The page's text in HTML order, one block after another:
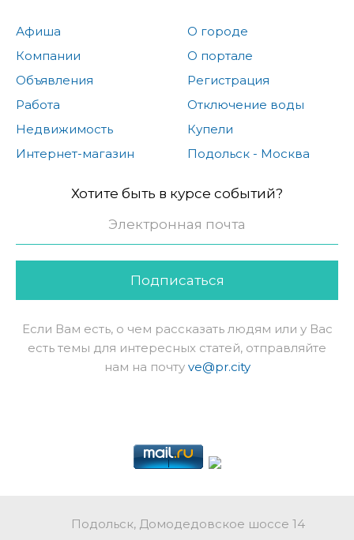
Афиша
Компании
Объявления
Работа
Недвижимость
Интернет-магазин
О городе
О портале
Регистрация
Отключение воды
Купели
Подольск - Москва
Хотите быть в курсе событий?
Подписаться
Если Вам есть, о чем рассказать людям или у Вас
есть темы для интересных статей, отправляйте
нам на почту ve@pr.city
Подольск, Домодедовское шоссе 14